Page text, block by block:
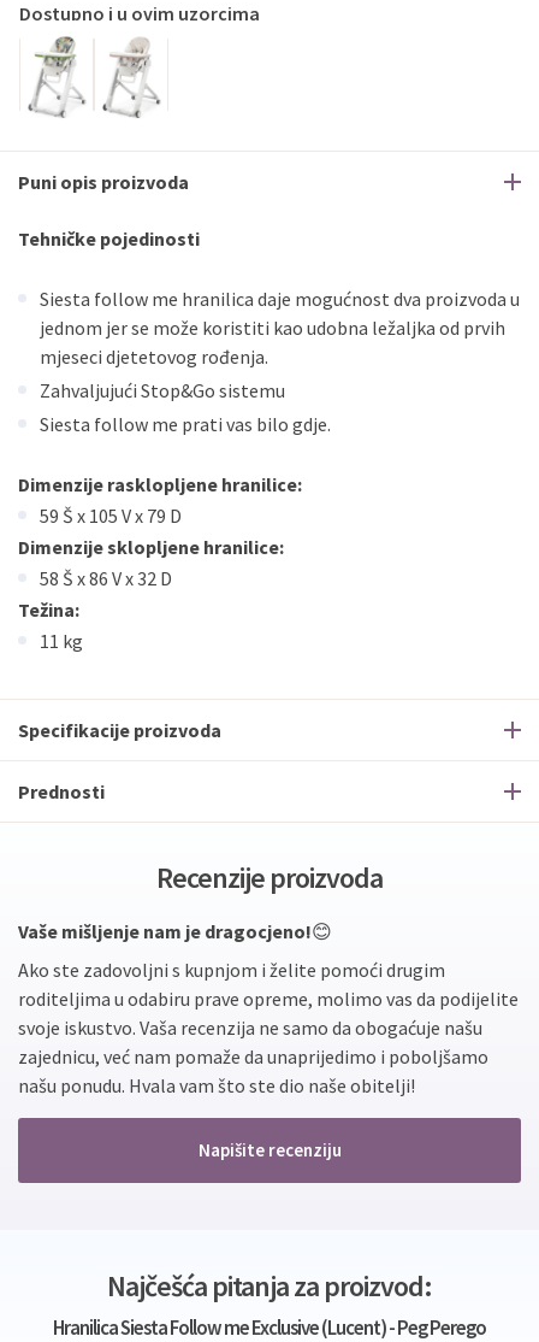
Dostupno i u ovim uzorcima
Puni opis proizvoda
Tehničke pojedinosti
Siesta follow me hranilica daje mogućnost dva proizvoda u
jednom jer se može koristiti kao udobna ležaljka od prvih
mjeseci djetetovog rođenja.
Zahvaljujući Stop&Go sistemu
Siesta follow me prati vas bilo gdje.
Dimenzije rasklopljene hranilice:
59 Š x 105 V x 79 D
Dimenzije sklopljene hranilice:
58 Š x 86 V x 32 D
Težina:
11 kg
Specifikacije proizvoda
Prednosti
Recenzije proizvoda
Vaše mišljenje nam je dragocjeno!😊
Ako ste zadovoljni s kupnjom i želite pomoći drugim
roditeljima u odabiru prave opreme, molimo vas da podijelite
svoje iskustvo. Vaša recenzija ne samo da obogaćuje našu
zajednicu, već nam pomaže da unaprijedimo i poboljšamo
našu ponudu. Hvala vam što ste dio naše obitelji!
Napišite recenziju
Najčešća pitanja za proizvod:
Hranilica Siesta Follow me Exclusive (Lucent) - Peg Perego